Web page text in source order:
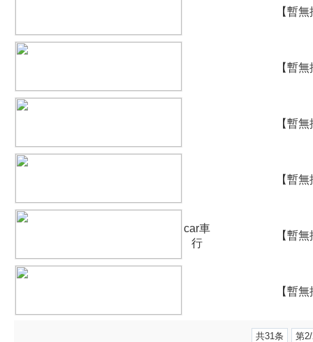
【暫
【暫
【暫
【暫
car車
行
【暫
【暫
共31条 第